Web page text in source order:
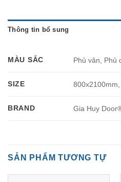
Thông tin bổ sung
MÀU SẮC Phủ vân, Phủ
SIZE
BRAND Gia Huy
SẢN PHẨM TƯƠNG TỰ